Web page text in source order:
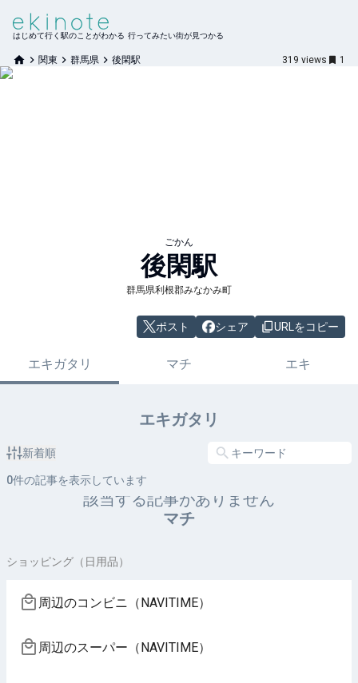
はじめて行く駅のことがわかる 行ってみたい街が見つかる
関東 群馬県 後閑駅 319 views 1
ごかん
後閑駅
群馬県利根郡みなかみ町
ポスト シェア URLをコピー
エキガタリ マチ エキ
エキガタリ
新着順
0件の記事を表示しています
該当する記事がありません
マチ
ショッピング（日用品）
周辺のコンビニ（NAVITIME）
周辺のスーパー（NAVITIME）